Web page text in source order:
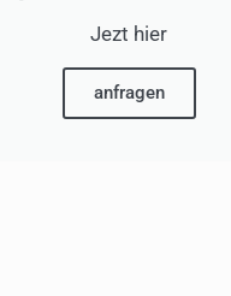
Jezt hier
anfragen